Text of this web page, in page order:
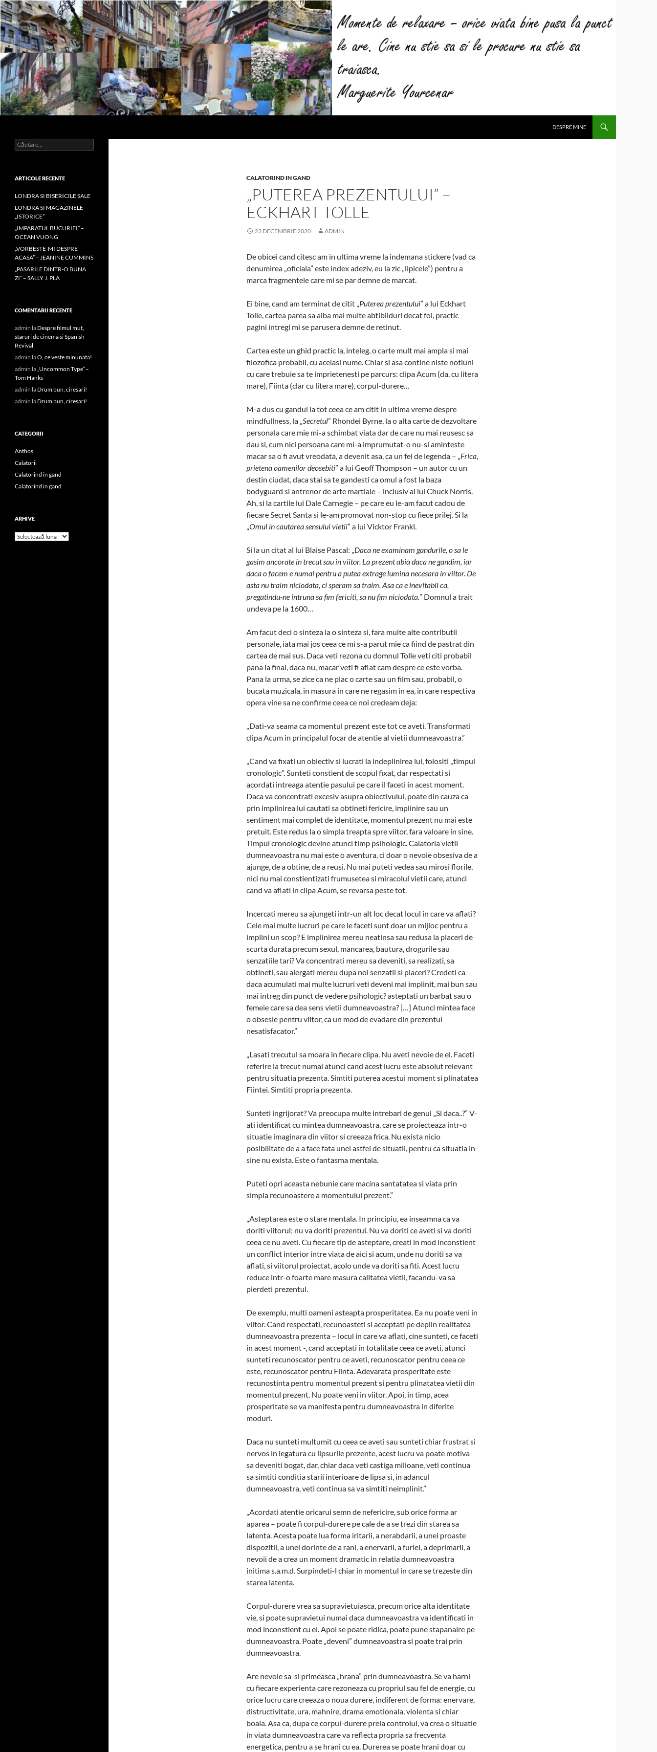
Sari
la
conținut
DESPRE MINE
CALATORIND IN GAND
„PUTEREA PREZENTULUI” –
ECKHART TOLLE
23 DECEMBRIE 2020 ADMIN
De obicei cand citesc am in ultima vreme la indemana stickere (vad ca
denumirea „oficiala” este index adeziv, eu la zic „lipicele”) pentru a
marca fragmentele care mi se par demne de marcat.
Ei bine, cand am terminat de citit „Puterea prezentului” a lui Eckhart
Tolle, cartea parea sa aiba mai multe abtibilduri decat foi, practic
pagini intregi mi se parusera demne de retinut.
Cartea este un ghid practic la, inteleg, o carte mult mai ampla si mai
filozofica probabil, cu acelasi nume. Chiar si asa contine niste notiuni
cu care trebuie sa te imprietenesti pe parcurs: clipa Acum (da, cu litera
mare), Fiinta (clar cu litera mare), corpul-durere…
M-a dus cu gandul la tot ceea ce am citit in ultima vreme despre
mindfullness, la „Secretul” Rhondei Byrne, la o alta carte de dezvoltare
personala care mie mi-a schimbat viata dar de care nu mai reusesc sa
dau si, cum nici persoana care mi-a imprumutat-o nu-si aminteste
macar sa o fi avut vreodata, a devenit asa, ca un fel de legenda – „Frica,
prietena oamenilor deosebiti” a lui Geoff Thompson – un autor cu un
destin ciudat, daca stai sa te gandesti ca omul a fost la baza
bodyguard si antrenor de arte martiale – inclusiv al lui Chuck Norris.
Ah, si la cartile lui Dale Carnegie – pe care eu le-am facut cadou de
fiecare Secret Santa si le-am promovat non-stop cu fiece prilej. Si la
„Omul in cautarea sensului vietii” a lui Vicktor Frankl.
Si la un citat al lui Blaise Pascal: „Daca ne examinam gandurile, o sa le
gasim ancorate in trecut sau in viitor. La prezent abia daca ne gandim, iar
daca o facem e numai pentru a putea extrage lumina necesara in viitor. De
asta nu traim niciodata, ci speram sa traim. Asa ca e inevitabil ca,
pregatindu-ne intruna sa fim fericiti, sa nu fim niciodata.” Domnul a trait
undeva pe la 1600…
Am facut deci o sinteza la o sinteza si, fara multe alte contributii
personale, iata mai jos ceea ce mi s-a parut mie ca fiind de pastrat din
cartea de mai sus. Daca veti rezona cu domnul Tolle veti citi probabil
pana la final, daca nu, macar veti fi aflat cam despre ce este vorba.
Pana la urma, se zice ca ne plac o carte sau un film sau, probabil, o
bucata muzicala, in masura in care ne regasim in ea, in care respectiva
opera vine sa ne confirme ceea ce noi credeam deja:
„Dati-va seama ca momentul prezent este tot ce aveti. Transformati
clipa Acum in principalul focar de atentie al vietii dumneavoastra.”
„Cand va fixati un obiectiv si lucrati la indeplinirea lui, folositi „timpul
cronologic”. Sunteti constient de scopul fixat, dar respectati si
acordati intreaga atentie pasului pe care il faceti in acest moment.
Daca va concentrati excesiv asupra obiectivului, poate din cauza ca
prin implinirea lui cautati sa obtineti fericire, implinire sau un
sentiment mai complet de identitate, momentul prezent nu mai este
pretuit. Este redus la o simpla treapta spre viitor, fara valoare in sine.
Timpul cronologic devine atunci timp psihologic. Calatoria vietii
dumneavoastra nu mai este o aventura, ci doar o nevoie obsesiva de a
ajunge, de a obtine, de a reusi. Nu mai puteti vedea sau mirosi florile,
nici nu mai constientizati frumusetea si miracolul vietii care, atunci
cand va aflati in clipa Acum, se revarsa peste tot.
Incercati mereu sa ajungeti intr-un alt loc decat locul in care va aflati?
Cele mai multe lucruri pe care le faceti sunt doar un mijloc pentru a
implini un scop? E implinirea mereu neatinsa sau redusa la placeri de
scurta durata precum sexul, mancarea, bautura, drogurile sau
senzatiile tari? Va concentrati mereu sa deveniti, sa realizati, sa
obtineti, sau alergati mereu dupa noi senzatii si placeri? Credeti ca
daca acumulati mai multe lucruri veti deveni mai implinit, mai bun sau
mai intreg din punct de vedere psihologic? asteptati un barbat sau o
femeie care sa dea sens vietii dumneavoastra? […] Atunci mintea face
o obsesie pentru viitor, ca un mod de evadare din prezentul
nesatisfacator.”
„Lasati trecutul sa moara in fiecare clipa. Nu aveti nevoie de el. Faceti
referire la trecut numai atunci cand acest lucru este absolut relevant
pentru situatia prezenta. Simtiti puterea acestui moment si plinatatea
Fiintei. Simtiti propria prezenta.
Sunteti ingrijorat? Va preocupa multe intrebari de genul „Si daca..?” V-
ati identificat cu mintea dumneavoastra, care se proiecteaza intr-o
situatie imaginara din viitor si creeaza frica. Nu exista nicio
posibilitate de a a face fata unei astfel de situatii, pentru ca situatia in
sine nu exista. Este o fantasma mentala.
Puteti opri aceasta nebunie care macina santatatea si viata prin
simpla recunoastere a momentului prezent.”
„Asteptarea este o stare mentala. In principiu, ea inseamna ca va
doriti viitorul; nu va doriti prezentul. Nu va doriti ce aveti si va doriti
ceea ce nu aveti. Cu fiecare tip de asteptare, creati in mod inconstient
un conflict interior intre viata de aici si acum, unde nu doriti sa va
aflati, si viitorul proiectat, acolo unde va doriti sa fiti. Acest lucru
reduce intr-o foarte mare masura calitatea vietii, facandu-va sa
pierdeti prezentul.
De exemplu, multi oameni asteapta prosperitatea. Ea nu poate veni in
viitor. Cand respectati, recunoasteti si acceptati pe deplin realitatea
dumneavoastra prezenta – locul in care va aflati, cine sunteti, ce faceti
in acest moment -, cand acceptati in totalitate ceea ce aveti, atunci
sunteti recunoscator pentru ce aveti, recunoscator pentru ceea ce
este, recunoscator pentru Fiinta. Adevarata prosperitate este
recunostinta pentru momentul prezent si pentru plinatatea vietii din
momentul prezent. Nu poate veni in viitor. Apoi, in timp, acea
prosperitate se va manifesta pentru dumneavoastra in diferite
moduri.
Daca nu sunteti multumit cu ceea ce aveti sau sunteti chiar frustrat si
nervos in legatura cu lipsurile prezente, acest lucru va poate motiva
sa deveniti bogat, dar, chiar daca veti castiga milioane, veti continua
sa simtiti conditia starii interioare de lipsa si, in adancul
dumneavoastra, veti continua sa va simtiti neimplinit.”
„Acordati atentie oricarui semn de nefericire, sub orice forma ar
aparea – poate fi corpul-durere pe cale de a se trezi din starea sa
latenta. Acesta poate lua forma iritarii, a nerabdarii, a unei proaste
dispozitii, a unei dorinte de a rani, a enervarii, a furiei, a deprimarii, a
nevoii de a crea un moment dramatic in relatia dumneavoastra
initima s.a.m.d. Surpindeti-l chiar in momentul in care se trezeste din
starea latenta.
Corpul-durere vrea sa supravietuiasca, precum orice alta identitate
vie, si poate supravietui numai daca dumneavoastra va identificati in
mod inconstient cu el. Apoi se poate ridica, poate pune stapanaire pe
dumneavoastra. Poate „deveni” dumneavoastra si poate trai prin
dumneavoastra.
Are nevoie sa-si primeasca „hrana” prin dumneavoastra. Se va harni
cu fiecare experienta care rezoneaza cu propriul sau fel de energie, cu
orice lucru care creeaza o noua durere, indiferent de forma: enervare,
distructivitate, ura, mahnire, drama emotionala, violenta si chiar
boala. Asa ca, dupa ce corpul-durere preia controlul, va crea o situatie
in viata dumneavoastra care va reflecta propria sa frecventa
energetica, pentru a se hrani cu ea. Durerea se poate hrani doar cu
Caută
după:
ARTICOLE RECENTE
LONDRA SI BISERICILE SALE
LONDRA SI MAGAZINELE
„ISTORICE”
„IMPARATUL BUCURIEI” –
OCEAN VUONG
„VORBESTE-MI DESPRE
ACASA” – JEANINE CUMMINS
„PASARILE DINTR-O BUNA
ZI” – SALLY J. PLA
COMENTARII RECENTE
admin la Despre filmul mut,
staruri de cinema si Spanish
Revival
admin laO, ce veste minunata!
admin la „Uncommon Type” –
Tom Hanks
admin la Drum bun, ciresari!
admin la Drum bun, ciresari!
CATEGORII
Anthos
Calatorii
Calatorind in gand
Calatorind in gand
ARHIVE
Arhive